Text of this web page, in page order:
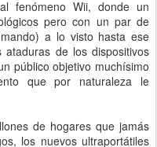
fenómeno Wii, donde un
pero con un par de
a lo visto hasta ese
de los dispositivos
público objetivo muchísimo
que por naturaleza le
de hogares que jamás
los nuevos ultraportátiles